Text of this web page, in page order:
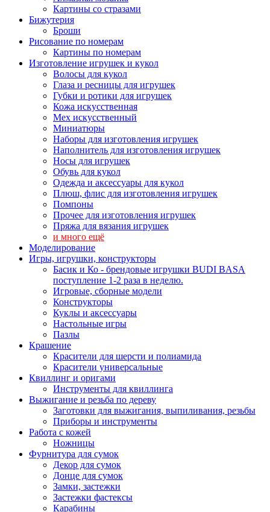
Картины co стразами
Бижутерия
Броши
Рисование по номерам
Картины по номерам
Изготовление игрушек и кукол
Волосы для кукол
Глаза и ресницы для игрушек
Губки и ротики для игрушек
Кожа искусственная
Мех искусственный
Миниатюры
Наборы для изготовления игрушек
Наполнитель для изготовления игрушек
Носы для игрушек
Обувь для кукол
Одежда и аксессуары для кукол
Плюш, флис для изготовления игрушек
Помпоны
Прочее для изготовления игрушек
Пряжа для вязания игрушек
и много ещё
Моделирование
Игры, игрушки, конструкторы
Басик и Ко - брендовые игрушки BUDI BASA
поступление 1-2 раза в неделю.
Игровые, сборные модели
Конструкторы
Куклы и аксессуары
Настольные игры
Пазлы
Крашение
Красители для шерсти и полиамида
Красители универсальные
Квиллинг и оригами
Инструменты для квиллинга
Выжигание и резьба по дереву
Заготовки для выжигания, выпиливания, резьбы
Приборы и инструменты
Работа с кожей
Ножницы
Фурнитура для сумок
Декор для сумок
Донце для сумок
Замки, застежки
Застежки фастексы
Карабины